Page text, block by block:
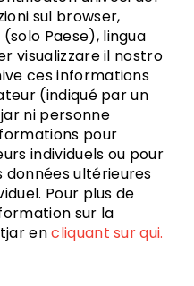
sul browser,
Paese), lingua
visualizzare il nostro
ces informations
(indiqué par un
ni personne
pour
individuels ou pour
données ultérieures
Pour plus de
sur la
encliquant sur qui.